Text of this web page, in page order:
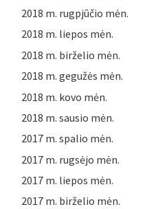
2018 m. rugpjūčio mėn.
2018 m. liepos mėn.
2018 m. birželio mėn.
2018 m. gegužės mėn.
2018 m. kovo mėn.
2018 m. sausio mėn.
2017 m. spalio mėn.
2017 m. rugsėjo mėn.
2017 m. liepos mėn.
2017 m. birželio mėn.